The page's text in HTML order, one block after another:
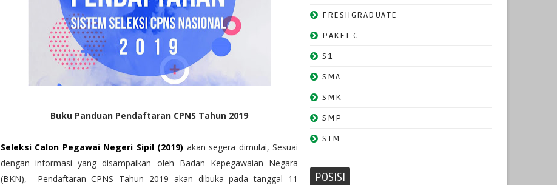
Buku Panduan Pendaftaran CPNS Tahun 2019
Seleksi Calon Pegawai Negeri Sipil (2019) akan segera dimulai, Sesuai
dengan informasi yang disampaikan oleh Badan Kepegawaian Negara
(BKN), Pendaftaran CPNS Tahun 2019 akan dibuka pada tanggal 11
FRESHGRADUATE
PAKET C
S1
SMA
SMK
SMP
STM
POSISI